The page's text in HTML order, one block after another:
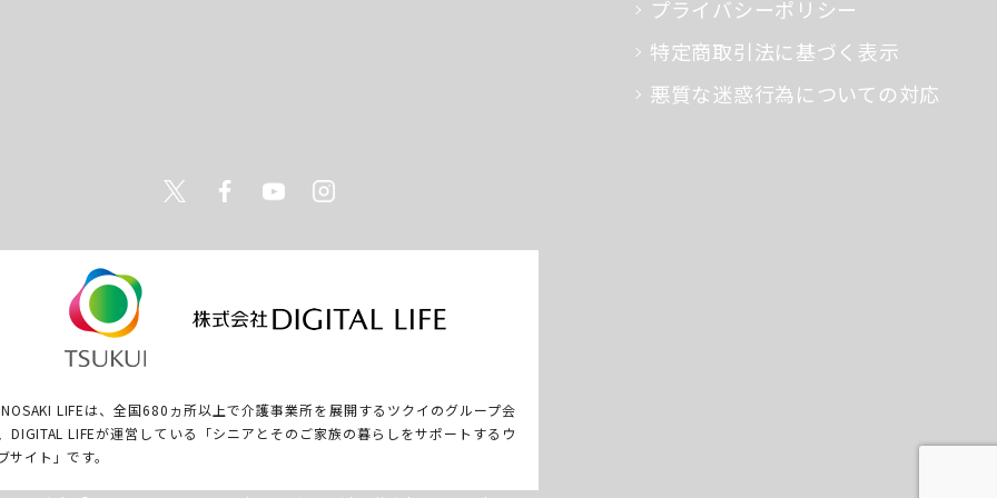
プライバシーポリシー
特定商取引法に基づく表示
悪質な迷惑行為についての対応
TwitterFacebookYoutube
LIFEは、全国680ヵ所以上で介護事業所を展開するツクイのグループ会
DIGITAL LIFEが運営している「シニアとそのご家族の暮らしをサポートするウ
サイト」です。